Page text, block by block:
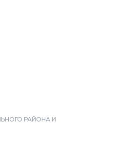
РАЙОНА И